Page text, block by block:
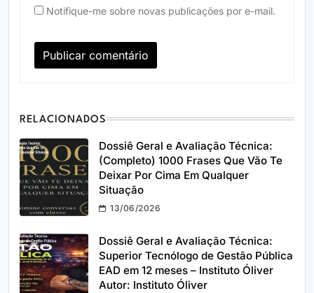
Notifique-me sobre novas publicações por e-mail.
RELACIONADOS
Dossiê Geral e Avaliação Técnica:
(Completo) 1000 Frases Que Vão Te
Deixar Por Cima Em Qualquer
Situação
13/06/2026
Dossiê Geral e Avaliação Técnica:
Superior Tecnólogo de Gestão Pública
EAD em 12 meses – Instituto Óliver
Autor: Instituto Óliver